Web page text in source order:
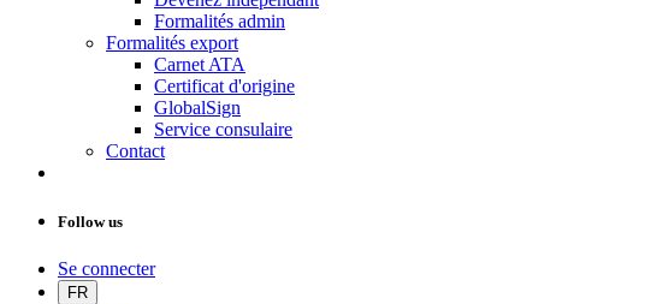
Formalités admin
Formalités export
Carnet ATA
Certificat d'origine
GlobalSign
Service consulaire
Contact
Follow us
Se connecter
FR